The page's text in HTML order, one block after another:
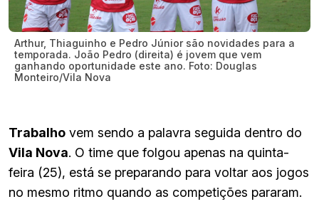
Arthur, Thiaguinho e Pedro Júnior são novidades para a
temporada. João Pedro (direita) é jovem que vem
ganhando oportunidade este ano. Foto: Douglas
Monteiro/Vila Nova
Trabalho vem sendo a palavra seguida dentro do
Vila Nova. O time que folgou apenas na quinta-
feira (25), está se preparando para voltar aos jogos
no mesmo ritmo quando as competições pararam.